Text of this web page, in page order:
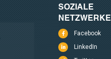
SOZIALE
NETZWERKE
Facebook
LinkedIn